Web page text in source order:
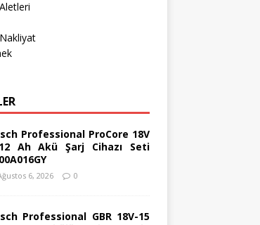
Professional ProCore 18V
Ah Akü Şarj Cihazı Seti
6, 2026 0
Professional GBR 18V-15